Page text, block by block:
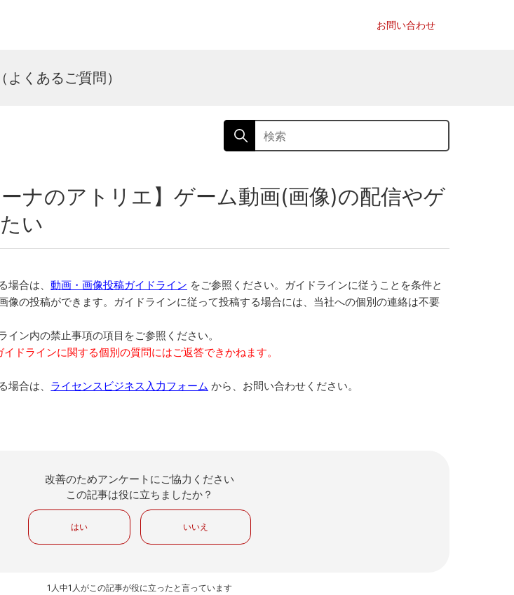
お問い合わせ
よくあるご質問）
ーナのアトリエ】ゲーム動画(画像)の配信やゲ
い
場合は、動画・画像投稿ガイドライン をご参照ください。ガイドラインに従うことを条件と
像の投稿ができます。ガイドラインに従って投稿する場合には、当社への個別の連絡は不要
イン内の禁止事項の項目をご参照ください。
ドラインに関する個別の質問にはご返答できかねます。
場合は、 ライセンスビジネス入力フォーム から、お問い合わせください。
改善のためアンケートにご協力ください
この記事は役に立ちましたか？
はい いいえ
1人中1人がこの記事が役に立ったと言っています